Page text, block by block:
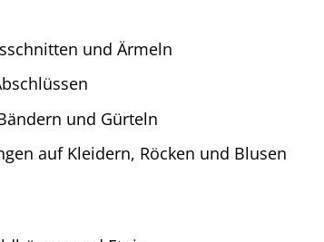
und Ärmeln
und Gürteln
auf Kleidern, Röcken und Blusen